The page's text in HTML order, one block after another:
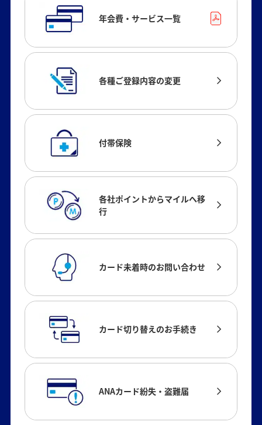
年会費・サービス一覧
各種ご登録内容の変更
付帯保険
各社ポイントからマイルへ移
行
カード未着時のお問い合わせ
カード切り替えのお手続き
ANAカード紛失・盗難届